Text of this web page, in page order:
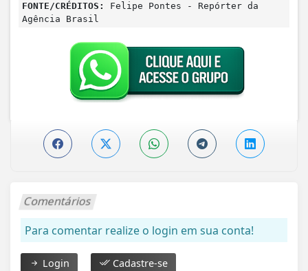
FONTE/CRÉDITOS:
Felipe Pontes - Repórter da
Agência Brasil
Comentários
Para comentar realize o login em sua conta!
Login Cadastre-se